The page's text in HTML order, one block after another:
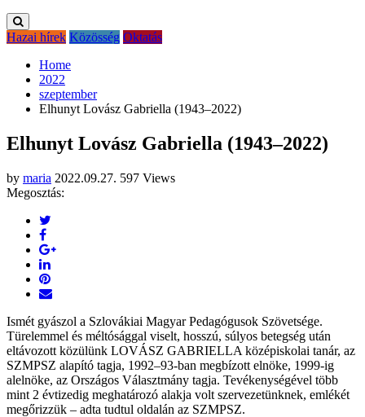
Hazai hírek Közösség Oktatás
Home
2022
szeptember
Elhunyt Lovász Gabriella (1943–2022)
Elhunyt Lovász Gabriella (1943–2022)
by maria 2022.09.27. 597 Views
Megosztás:
Ismét gyászol a Szlovákiai Magyar Pedagógusok Szövetsége.
Türelemmel és méltósággal viselt, hosszú, súlyos betegség után
eltávozott közülünk LOVÁSZ GABRIELLA középiskolai tanár, az
SZMPSZ alapító tagja, 1992–93-ban megbízott elnöke, 1999-ig
alelnöke, az Országos Választmány tagja. Tevékenységével több
mint 2 évtizedig meghatározó alakja volt szervezetünknek, emlékét
megőrizzük – adta tudtul oldalán az SZMPSZ.